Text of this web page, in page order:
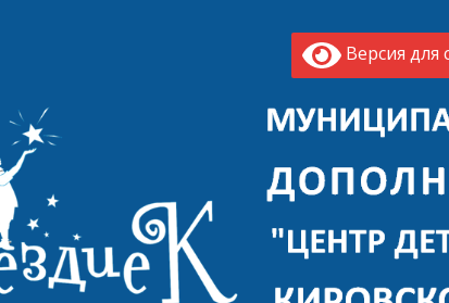
Версия для